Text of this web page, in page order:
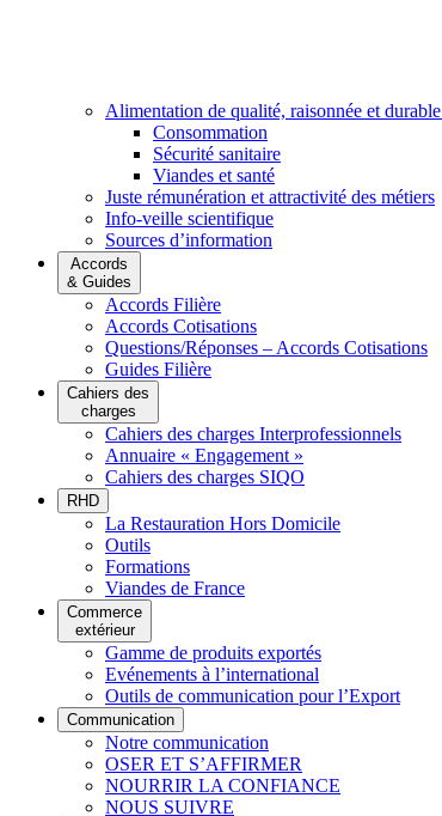
Alimentation de qualité, raisonnée et durable
Consommation
Sécurité sanitaire
Viandes et santé
Juste rémunération et attractivité des métiers
Info-veille scientifique
Sources d’information
Accords
& Guides
Accords Filière
Accords Cotisations
Questions/Réponses – Accords Cotisations
Guides Filière
Cahiers des
charges
Cahiers des charges Interprofessionnels
Annuaire « Engagement »
Cahiers des charges SIQO
RHD
La Restauration Hors Domicile
Outils
Formations
Viandes de France
Commerce
extérieur
Gamme de produits exportés
Evénements à l’international
Outils de communication pour l’Export
Communication
Notre communication
OSER ET S’AFFIRMER
NOURRIR LA CONFIANCE
NOUS SUIVRE